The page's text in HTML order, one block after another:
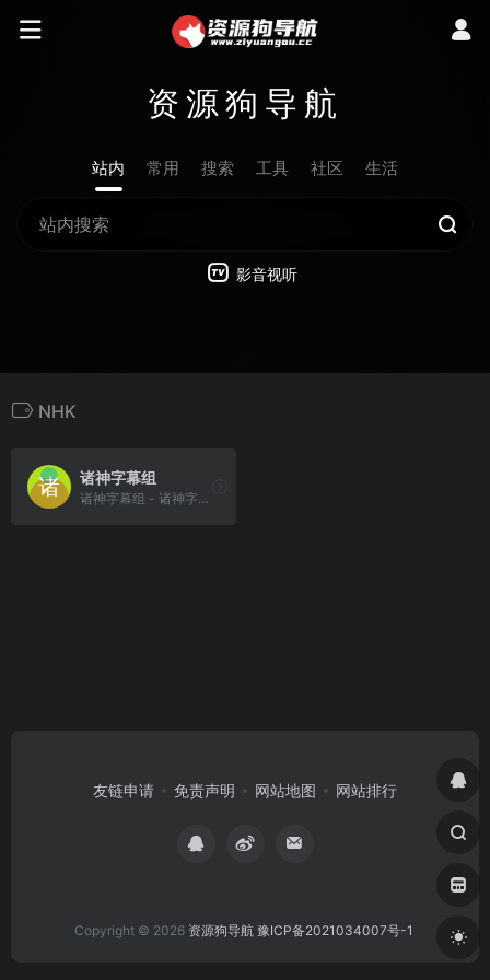
资源狗导航
站内 常用 搜索 工具 社区 生活
影音视听
NHK
诸神字幕组
诸神字幕组 - 诸神字幕组官方发布站..
友链申请 免责声明 网站地图 网站排行
Copyright © 2026 资源狗导航 豫ICP备2021034007号-1